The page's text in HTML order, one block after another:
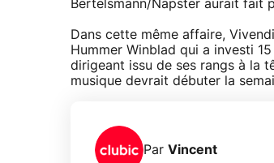
Bertelsmann/Napster aurait fait
Dans cette même affaire,
Hummer Winblad qui a investi
dirigeant issu de ses rangs à la
musique devrait débuter la
Par Vincent